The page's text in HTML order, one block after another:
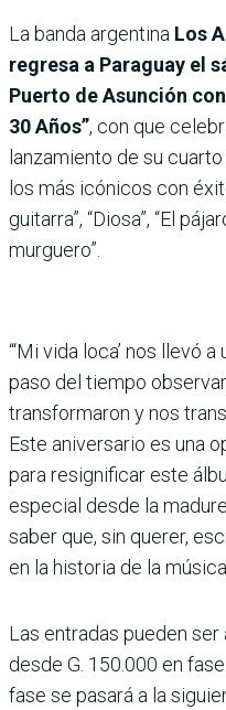
La banda argentina Los
regresa a Paraguay el
Puerto de Asunción
30 Años”, con que
lanzamiento de su cuarto
los más icónicos con
guitarra”, “Diosa”, “El
murguero”.
“‘Mi vida loca’ nos llevó
paso del tiempo
transformaron y nos
Este aniversario es una
para resignificar este
especial desde la
saber que, sin querer,
en la historia de la
Las entradas pueden
desde G. 150.000 en
fase se pasará a la